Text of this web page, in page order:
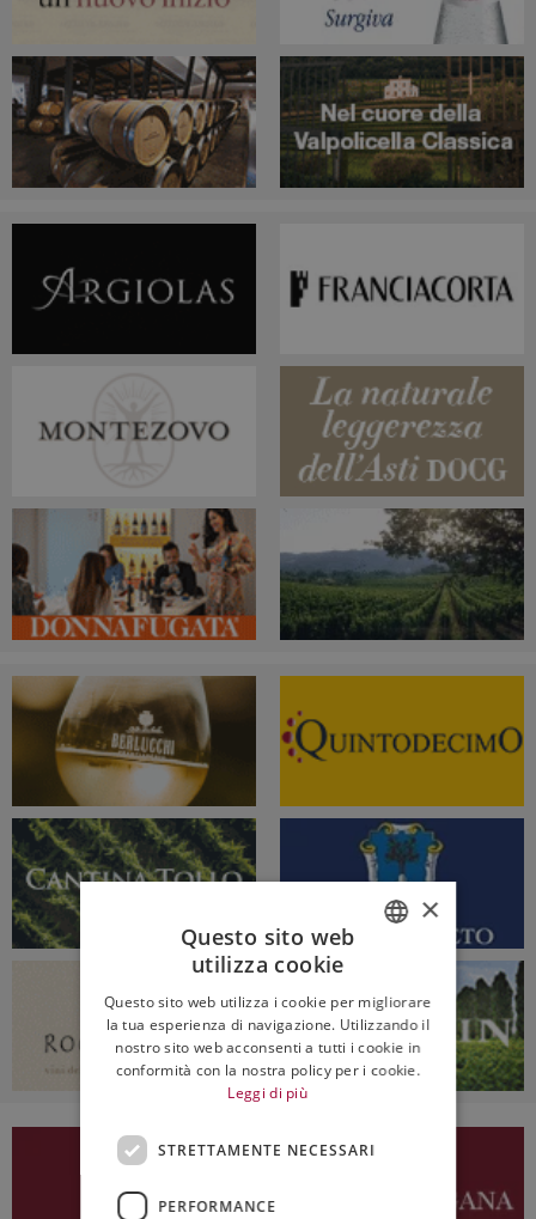
ENGLISH
×
Questo sito web
utilizza cookie
Questo sito web utilizza i cookie per migliorare
la tua esperienza di navigazione. Utilizzando il
nostro sito web acconsenti a tutti i cookie in
conformità con la nostra policy per i cookie.
Leggi di più
STRETTAMENTE NECESSARI
PERFORMANCE